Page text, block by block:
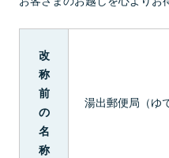
改
称
前
の
名
称
湯出郵便局（ゆ